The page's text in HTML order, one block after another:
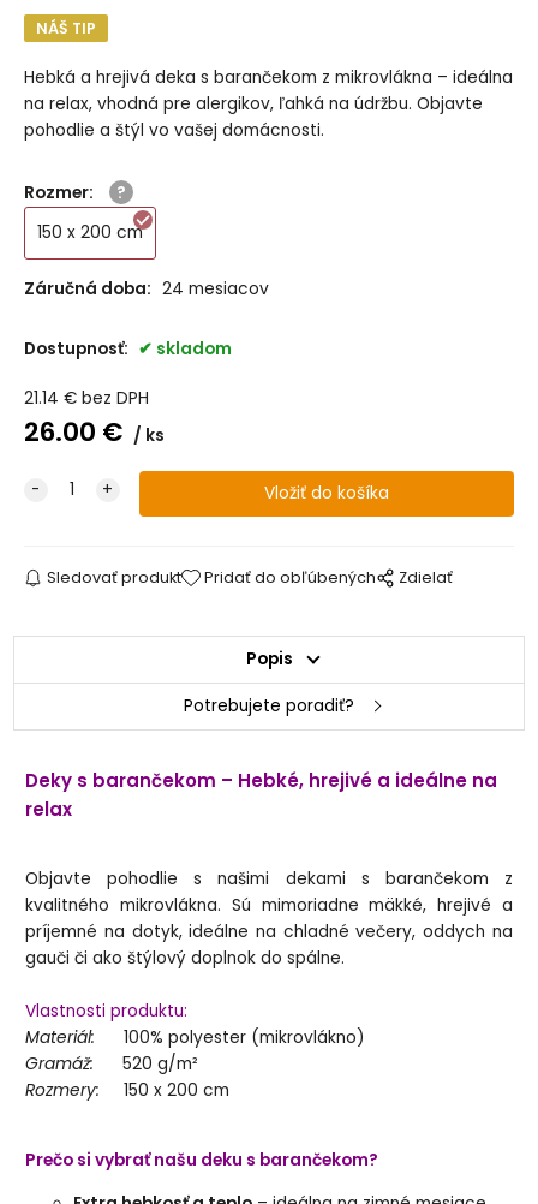
NÁŠ TIP
Hebká a hrejivá deka s barančekom z mikrovlákna – ideálna
na relax, vhodná pre alergikov, ľahká na údržbu. Objavte
pohodlie a štýl vo vašej domácnosti.
Rozmer:
150 x 200 cm
Záručná doba: 24 mesiacov
Dostupnosť: skladom
21.14 € bez DPH
26.00 € ks
Sledovať produkt Pridať do obľúbených Zdielať
Popis
Potrebujete poradiť?
Deky s barančekom – Hebké, hrejivé a ideálne na
relax
Objavte pohodlie s našimi dekami s barančekom z
kvalitného mikrovlákna. Sú mimoriadne mäkké, hrejivé a
príjemné na dotyk, ideálne na chladné večery, oddych na
gauči či ako štýlový doplnok do spálne.
Vlastnosti produktu:
Materiál:
100% polyester (mikrovlákno)
Gramáž:
520 g/m²
Rozmery:
150 x 200 cm
Prečo si vybrať našu deku s barančekom?